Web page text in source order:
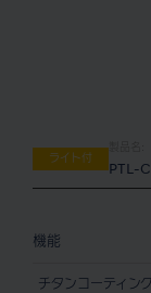
ライト付
PTL-
機能
チタンコーティン